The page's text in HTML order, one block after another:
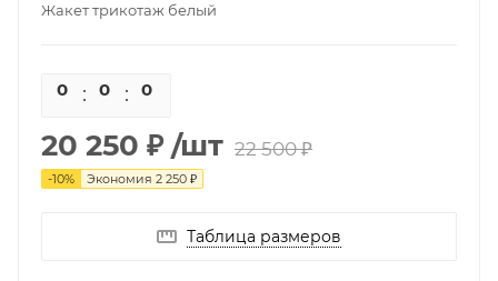
Жакет трикотаж белый
0 0 0
20 250 ₽ /шт 22 500 ₽
-10% Экономия 2 250 ₽
Таблица размеров